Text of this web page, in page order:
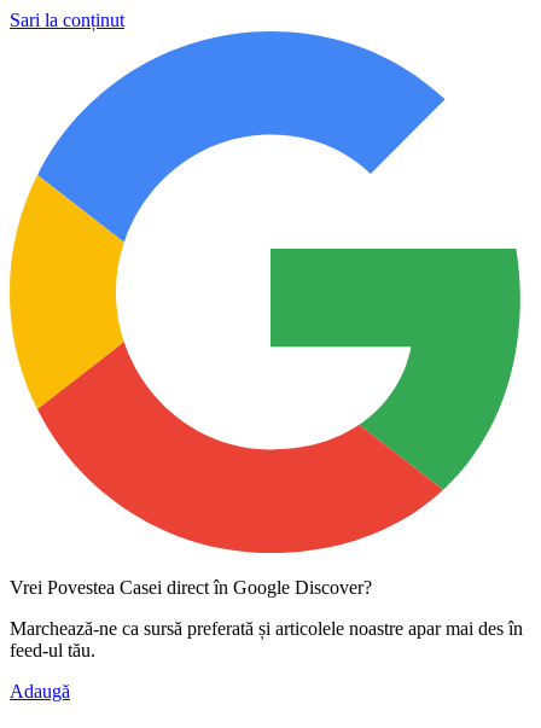
Sari la conținut
Vrei Povestea Casei direct în Google Discover?
Marchează-ne ca sursă preferată și articolele noastre apar mai des în
feed-ul tău.
Adaugă